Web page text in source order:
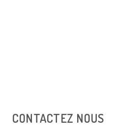
CONTACTEZ NOUS